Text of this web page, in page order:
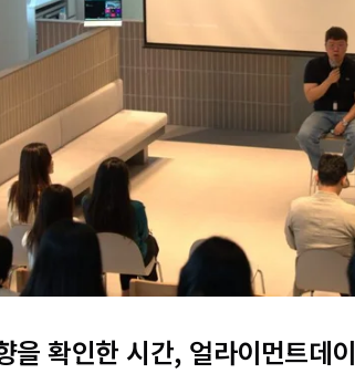
을 확인한 시간, 얼라이먼트데이